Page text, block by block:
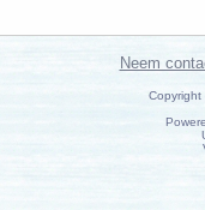
Neem
Copyright